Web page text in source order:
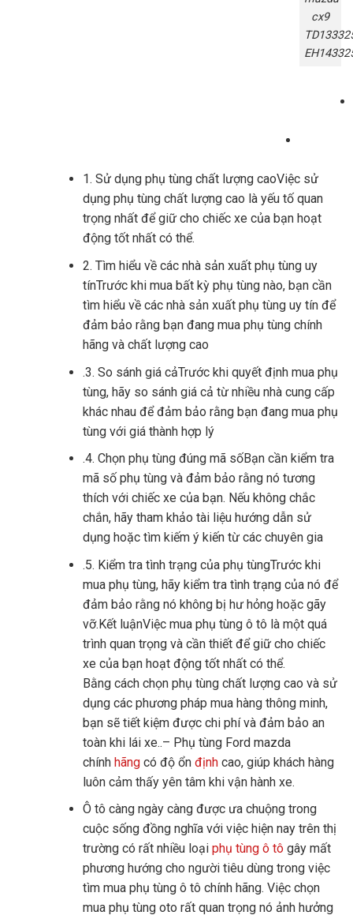
cx9
1. Sử dụng phụ tùng chất lượng caoViệc sử
dụng phụ tùng chất lượng cao là yếu tố quan
trọng nhất để giữ cho chiếc xe của bạn hoạt
động tốt nhất có thể.
2. Tìm hiểu về các nhà sản xuất phụ tùng uy
tínTrước khi mua bất kỳ phụ tùng nào, bạn cần
tìm hiểu về các nhà sản xuất phụ tùng uy tín để
đảm bảo rằng bạn đang mua phụ tùng chính
hãng và chất lượng cao
.3. So sánh giá cảTrước khi quyết định mua phụ
tùng, hãy so sánh giá cả từ nhiều nhà cung cấp
khác nhau để đảm bảo rằng bạn đang mua phụ
tùng với giá thành hợp lý
.4. Chọn phụ tùng đúng mã sốBạn cần kiểm tra
mã số phụ tùng và đảm bảo rằng nó tương
thích với chiếc xe của bạn. Nếu không chắc
chắn, hãy tham khảo tài liệu hướng dẫn sử
dụng hoặc tìm kiếm ý kiến ​​từ các chuyên gia
.5. Kiểm tra tình trạng của phụ tùngTrước khi
mua phụ tùng, hãy kiểm tra tình trạng của nó để
đảm bảo rằng nó không bị hư hỏng hoặc gãy
vỡ.Kết luậnViệc mua phụ tùng ô tô là một quá
trình quan trọng và cần thiết để giữ cho chiếc
xe của bạn hoạt động tốt nhất có thể.
Bằng cách chọn phụ tùng chất lượng cao và sử
dụng các phương pháp mua hàng thông minh,
bạn sẽ tiết kiệm được chi phí và đảm bảo an
toàn khi lái xe..– Phụ tùng Ford mazda
chính hãngcó độ ổnđịnhcao, giúp khách hàng
luôn cảm thấy yên tâm khi vận hành xe.
Ô tô càng ngày càng được ưa chuộng trong
cuộc sống đồng nghĩa với việc hiện nay trên thị
trường có rất nhiều loại phụ tùng ô tô gây mất
phương hướng cho người tiêu dùng trong việc
tìm mua phụ tùng ô tô chính hãng. Việc chọn
mua phụ tùng oto rất quan trọng nó ảnh hưởng